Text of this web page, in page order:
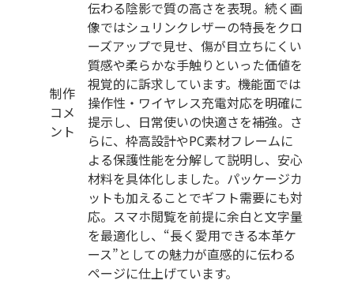
制作
コメ
ント
伝わる陰影で質の高さを表現。続く画
像ではシュリンクレザーの特長をクロ
ーズアップで見せ、傷が目立ちにくい
質感や柔らかな手触りといった価値を
視覚的に訴求しています。機能面では
操作性・ワイヤレス充電対応を明確に
提示し、日常使いの快適さを補強。さ
らに、枠高設計やPC素材フレームに
よる保護性能を分解して説明し、安心
材料を具体化しました。パッケージカ
ットも加えることでギフト需要にも対
応。スマホ閲覧を前提に余白と文字量
を最適化し、“長く愛用できる本革ケ
ース”としての魅力が直感的に伝わる
ページに仕上げています。